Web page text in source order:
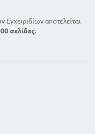
αποτελείται
σελίδες.